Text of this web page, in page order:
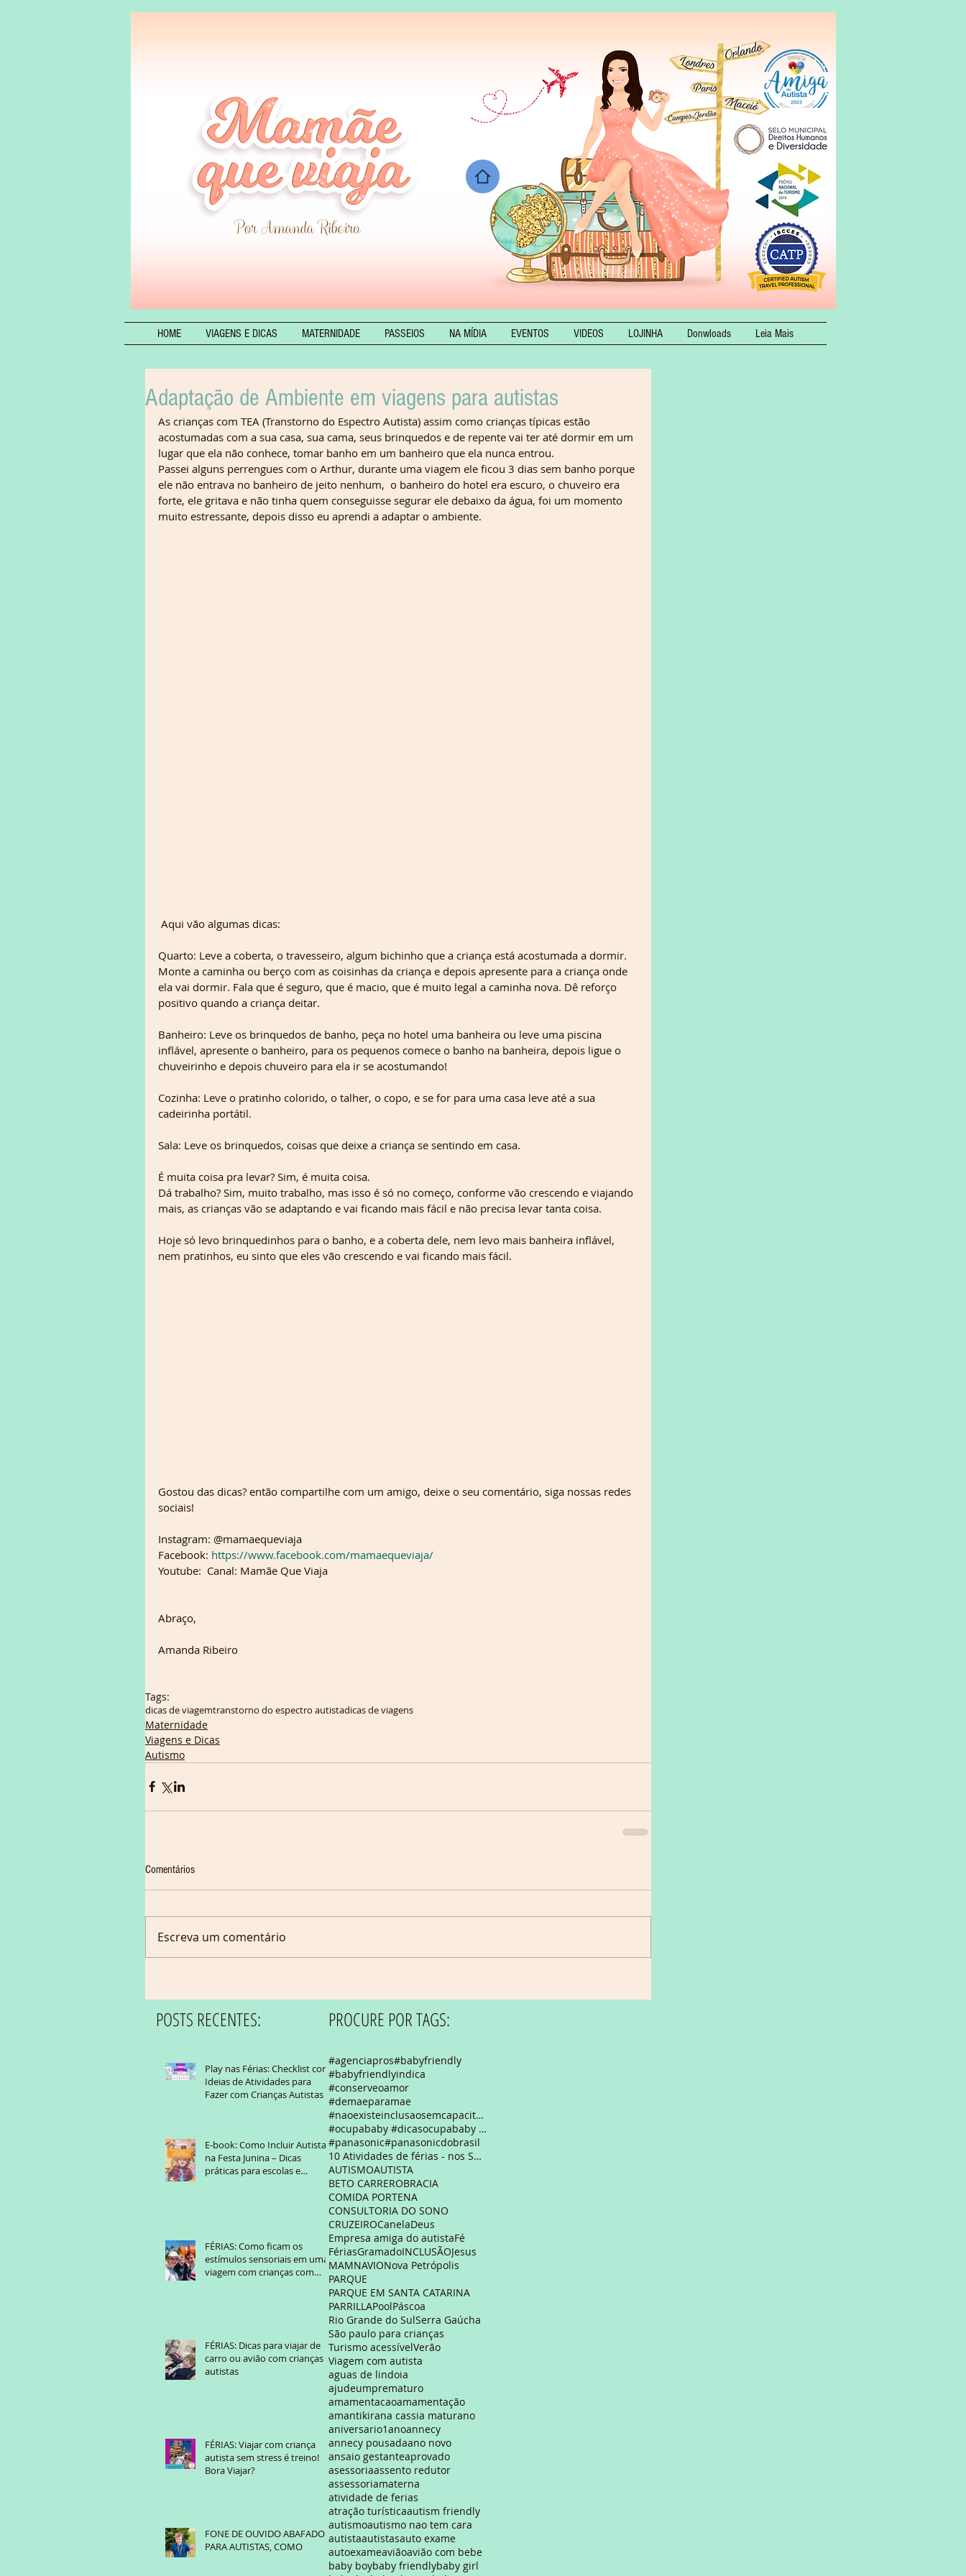
HOME VIAGENS E DICAS MATERNIDADE PASSEIOS NA MÍDIA EVENTOS VIDEOS LOJINHA Donwloads Leia Mais
Adaptação de Ambiente em viagens para autistas
As crianças com TEA (Transtorno do Espectro Autista) assim como crianças típicas estão
acostumadas com a sua casa, sua cama, seus brinquedos e de repente vai ter até dormir em um
lugar que ela não conhece, tomar banho em um banheiro que ela nunca entrou.
Passei alguns perrengues com o Arthur, durante uma viagem ele ficou 3 dias sem banho porque
ele não entrava no banheiro de jeito nenhum,  o banheiro do hotel era escuro, o chuveiro era
forte, ele gritava e não tinha quem conseguisse segurar ele debaixo da água, foi um momento
muito estressante, depois disso eu aprendi a adaptar o ambiente.
Aqui vão algumas dicas:
Quarto: Leve a coberta, o travesseiro, algum bichinho que a criança está acostumada a dormir.
Monte a caminha ou berço com as coisinhas da criança e depois apresente para a criança onde
ela vai dormir. Fala que é seguro, que é macio, que é muito legal a caminha nova. Dê reforço
positivo quando a criança deitar.
Banheiro: Leve os brinquedos de banho, peça no hotel uma banheira ou leve uma piscina
inflável, apresente o banheiro, para os pequenos comece o banho na banheira, depois ligue o
chuveirinho e depois chuveiro para ela ir se acostumando!
Cozinha: Leve o pratinho colorido, o talher, o copo, e se for para uma casa leve até a sua
cadeirinha portátil.
Sala: Leve os brinquedos, coisas que deixe a criança se sentindo em casa.
É muita coisa pra levar? Sim, é muita coisa.
Dá trabalho? Sim, muito trabalho, mas isso é só no começo, conforme vão crescendo e viajando
mais, as crianças vão se adaptando e vai ficando mais fácil e não precisa levar tanta coisa.
Hoje só levo brinquedinhos para o banho, e a coberta dele, nem levo mais banheira inflável,
nem pratinhos, eu sinto que eles vão crescendo e vai ficando mais fácil.
Gostou das dicas? então compartilhe com um amigo, deixe o seu comentário, siga nossas redes
sociais!
Instagram: @mamaequeviaja
Facebook: https://www.facebook.com/mamaequeviaja/
Youtube:  Canal: Mamãe Que Viaja
Abraço,
Amanda Ribeiro
Tags:
dicas de viagemtranstorno do espectro autistadicas de viagens
Maternidade
Viagens e Dicas
Autismo
Comentários
Escreva um comentário
POSTS RECENTES: PROCURE POR TAGS:
Play nas Férias: Checklist com
Ideias de Atividades para
Fazer com Crianças Autistas
E-book: Como Incluir Autistas
na Festa Junina – Dicas
práticas para escolas e
FÉRIAS: Como ficam os
estímulos sensoriais em uma
viagem com crianças com
FÉRIAS: Dicas para viajar de
carro ou avião com crianças
autistas
FÉRIAS: Viajar com criança
autista sem stress é treino!
Bora Viajar?
FONE DE OUVIDO ABAFADOR
PARA AUTISTAS, COMO
#agenciapros#babyfriendly
#babyfriendlyindica
#conserveoamor
#demaeparamae
#naoexisteinclusaosemcapacitacao #autismo #autismfriendly #empresaamigadapessoaautista #empresaamig
#ocupababy #dicasocupababy #feriasemsp
#panasonic#panasonicdobrasil
10 Atividades de férias - nos Shoppings de São Pau
AUTISMOAUTISTA
BETO CARREROBRACIA
COMIDA PORTENA
CONSULTORIA DO SONO
CRUZEIROCanelaDeus
Empresa amiga do autistaFé
FériasGramadoINCLUSÃOJesus
MAMNAVIONova Petrópolis
PARQUE
PARQUE EM SANTA CATARINA
PARRILLAPoolPáscoa
Rio Grande do SulSerra Gaúcha
São paulo para crianças
Turismo acessívelVerão
Viagem com autista
aguas de lindoia
ajudeumprematuro
amamentacaoamamentação
amantikirana cassia maturano
aniversario1anoannecy
annecy pousadaano novo
ansaio gestanteaprovado
asessoriaassento redutor
assessoriamaterna
atividade de ferias
atração turísticaautism friendly
autismoautismo nao tem cara
autistaautistasauto exame
autoexameaviãoavião com bebe
baby boybaby friendlybaby girl